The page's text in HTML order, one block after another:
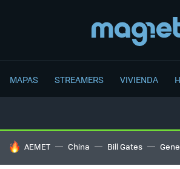
MAPAS STREAMERS VIVIENDA
HOY SE HABLA DE
AEMET China Bill Gates